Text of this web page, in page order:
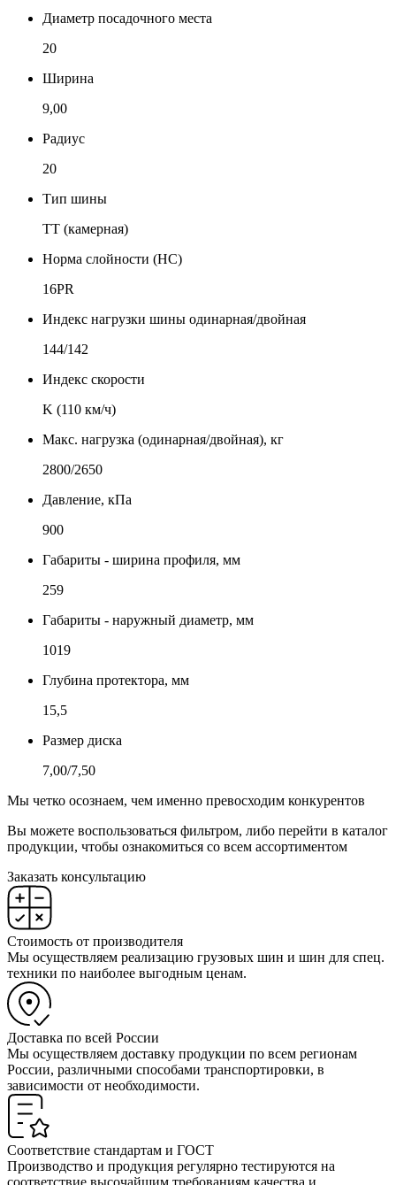
Диаметр посадочного места
20
Ширина
9,00
Радиус
20
Тип шины
TT (камерная)
Норма слойности (НС)
16PR
Индекс нагрузки шины одинарная/двойная
144/142
Индекс скорости
K (110 км/ч)
Макс. нагрузка (одинарная/двойная), кг
2800/2650
Давление, кПа
900
Габариты - ширина профиля, мм
259
Габариты - наружный диаметр, мм
1019
Глубина протектора, мм
15,5
Размер диска
7,00/7,50
Мы четко осознаем, чем именно превосходим конкурентов
Вы можете воспользоваться фильтром, либо перейти в каталог
продукции, чтобы ознакомиться со всем ассортиментом
Заказать консультацию
Стоимость от производителя
Мы осуществляем реализацию грузовых шин и шин для спец.
техники по наиболее выгодным ценам.
Доставка по всей России
Мы осуществляем доставку продукции по всем регионам
России, различными способами транспортировки, в
зависимости от необходимости.
Соответствие стандартам и ГОСТ
Производство и продукция регулярно тестируются на